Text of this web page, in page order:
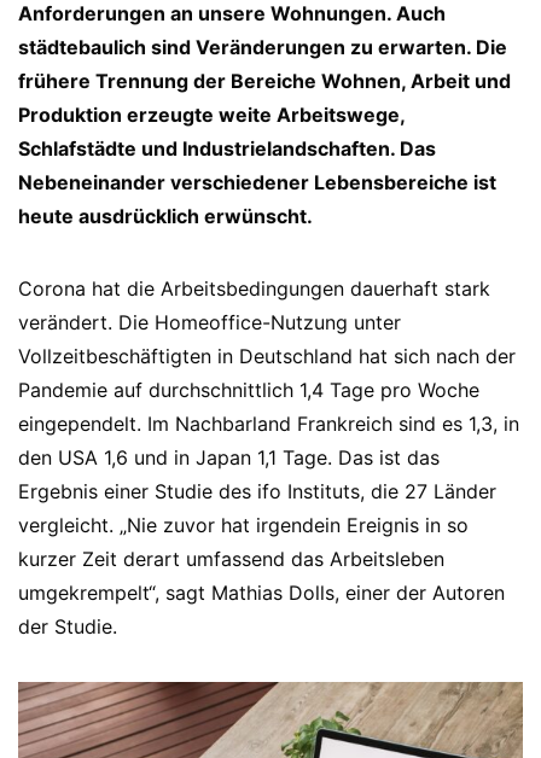
Anforderungen an unsere Wohnungen. Auch
städtebaulich sind Veränderungen zu erwarten. Die
frühere Trennung der Bereiche Wohnen, Arbeit und
Produktion erzeugte weite Arbeitswege,
Schlafstädte und Industrielandschaften. Das
Nebeneinander verschiedener Lebensbereiche ist
heute ausdrücklich erwünscht.
Corona hat die Arbeitsbedingungen dauerhaft stark
verändert. Die Homeoffice-Nutzung unter
Vollzeitbeschäftigten in Deutschland hat sich nach der
Pandemie auf durchschnittlich 1,4 Tage pro Woche
eingependelt. Im Nachbarland Frankreich sind es 1,3, in
den USA 1,6 und in Japan 1,1 Tage. Das ist das
Ergebnis einer Studie des ifo Instituts, die 27 Länder
vergleicht. „Nie zuvor hat irgendein Ereignis in so
kurzer Zeit derart umfassend das Arbeitsleben
umgekrempelt“, sagt Mathias Dolls, einer der Autoren
der Studie.